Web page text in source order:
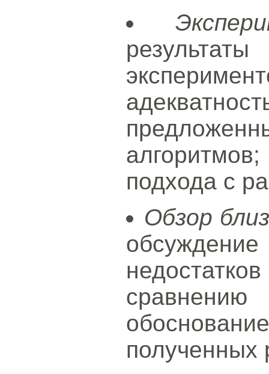
подхода с
Обзор
полученных